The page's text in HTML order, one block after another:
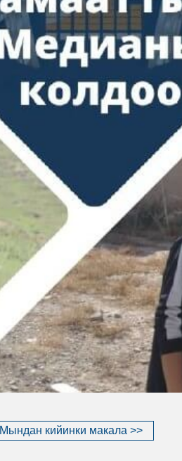
Мындан кийинки макала >>